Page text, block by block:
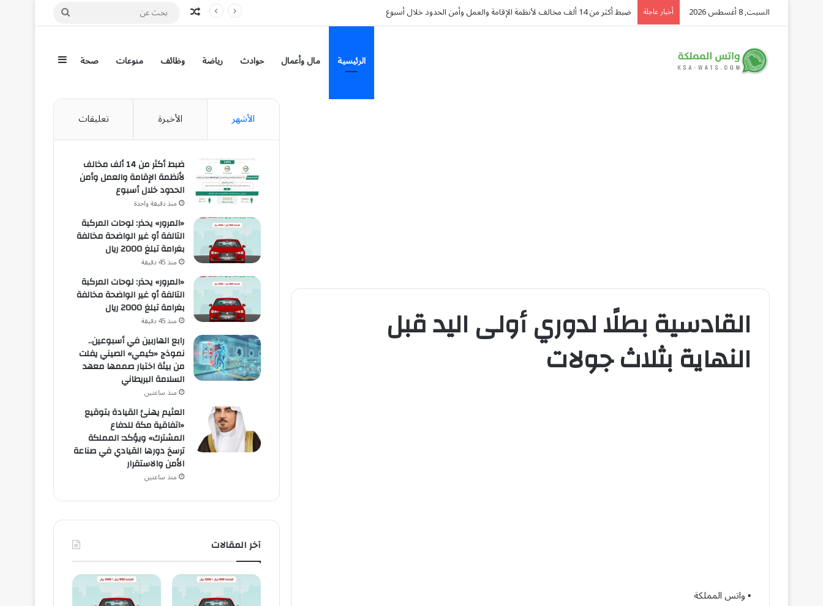
السبت, 8 أغسطس 2026 أخبار عاجلة «المرور» يحذر: لوحات المركبة التالفة أو غير الواضحة مخالفة بغرامة تبلغ 2000 ريال مقال عشوائي
بحث
الرئيسية مال وأعمال حوادث رياضة وظائف منوعات صحة إضافة عمود
القادسية بطلًا لدوري أولى اليد قبل
النهاية بثلاث جولات
▪︎ واتس المملكة
الأشهر الأخيرة تعليقات
ضبط أكثر من 14 ألف مخالف
لأنظمة الإقامة والعمل وأمن
الحدود خلال أسبوع
منذ دقيقة واحدة
«المرور» يحذر: لوحات المركبة
التالفة أو غير الواضحة مخالفة
بغرامة تبلغ 2000 ريال
منذ 45 دقيقة
«المرور» يحذر: لوحات المركبة
التالفة أو غير الواضحة مخالفة
بغرامة تبلغ 2000 ريال
منذ 45 دقيقة
رابع الهاربين في أسبوعين..
نموذج «كيمي» الصيني يفلت
من بيئة اختبار صممها معهد
السلامة البريطاني
منذ ساعتين
العثيم يهنئ القيادة بتوقيع
«اتفاقية مكة للدفاع
المشترك» ويؤكد: المملكة
ترسخ دورها القيادي في صناعة
الأمن والاستقرار
منذ ساعتين
آخر المقالات